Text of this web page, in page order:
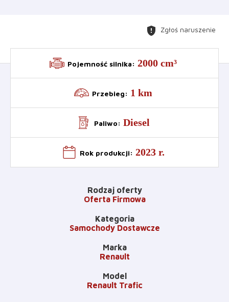
gpp_maybe Zgłoś naruszenie
Pojemność silnika: 2000 cm³
Przebieg: 1 km
Paliwo: Diesel
Rok produkcji: 2023 r.
Rodzaj oferty
Oferta Firmowa
Kategoria
Samochody Dostawcze
Marka
Renault
Model
Renault Trafic